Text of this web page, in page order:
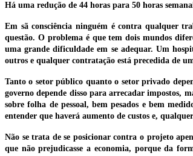
Há uma redução de 44 horas para 50 horas
Em sã consciência ninguém é contra qualquer
questão. O problema é que tem dois mundos
uma grande dificuldade em se adequar. Um
outros e qualquer contratação está precedida de
Tanto o setor público quanto o setor privado
governo depende disso para arrecadar impostos,
sobre folha de pessoal, bem pesados e bem
entender que haverá aumento de custos e,
Não se trata de se posicionar contra o projeto
que não prejudicasse a economia, porque da